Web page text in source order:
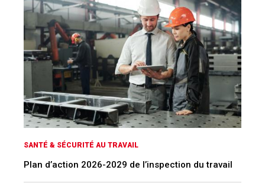
SANTÉ & SÉCURITÉ AU TRAVAIL
Plan d’action 2026-2029 de l’inspection du travail